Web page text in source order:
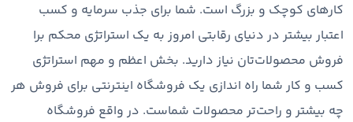
کارهای کوچک و بزرگ است. شما برای جذب سرمایه و کسب
اعتبار بیشتر در دنیای رقابتی امروز به یک استراتژی محکم برا
فروش محصولات‌تان نیاز دارید. بخش اعظم و مهم استراتژی
کسب و کار شما راه اندازی یک فروشگاه اینترنتی برای فروش هر
چه بیشتر و راحت‌تر محصولات شماست. در واقع فروشگاه